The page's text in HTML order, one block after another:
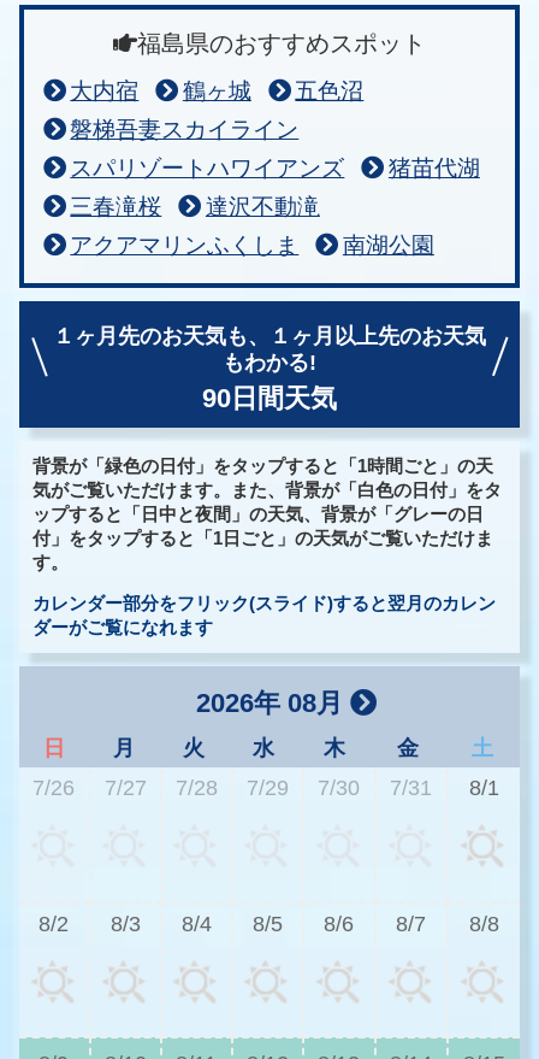
福島県のおすすめスポット
大内宿 鶴ヶ城
五色沼
磐梯吾妻スカイライン
スパリゾートハワイアンズ
猪苗代湖
三春滝桜
達沢不動滝
アクアマリンふくしま
南湖公園
１ヶ月先のお天気も、
１ヶ月以上先のお天気
もわかる!
90日間天気
背景が「緑色の日付」をタップすると「1時間ごと」の天
気がご覧いただけます。また、背景が「白色の日付」をタ
ップすると「日中と夜間」の天気、背景が「グレーの日
付」をタップすると「1日ごと」の天気がご覧いただけま
す。
カレンダー部分をフリック(スライド)すると翌月のカレン
ダーがご覧になれます
2026年 08月
日 月 火 水 木 金
土
7/26
7/27 7/28 7/29 7/30 7/31 8/1
8/2 8/3 8/4 8/5 8/6 8/7 8/8